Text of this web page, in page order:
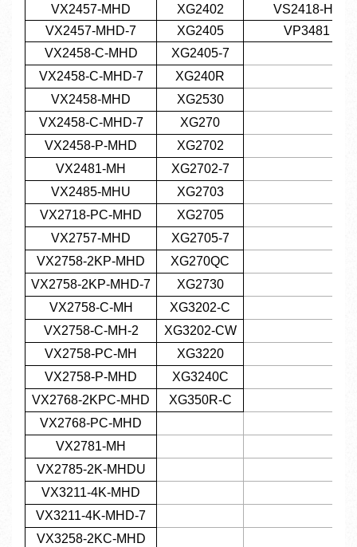
VX2457-MHD
XG2402
VS2418-HJ
VX2457-MHD-7
XG2405
VP3481
VX2458-C-MHD
XG2405-7
VX2458-C-MHD-7
XG240R
VX2458-MHD
XG2530
VX2458-C-MHD-7
XG270
VX2458-P-MHD
XG2702
VX2481-MH
XG2702-7
VX2485-MHU
XG2703
VX2718-PC-MHD
XG2705
VX2757-MHD
XG2705-7
VX2758-2KP-MHD
XG270QC
VX2758-2KP-MHD-7
XG2730
VX2758-C-MH
XG3202-C
VX2758-C-MH-2
XG3202-CW
VX2758-PC-MH
XG3220
VX2758-P-MHD
XG3240C
VX2768-2KPC-MHD
XG350R-C
VX2768-PC-MHD
VX2781-MH
VX2785-2K-MHDU
VX3211-4K-MHD
VX3211-4K-MHD-7
VX3258-2KC-MHD